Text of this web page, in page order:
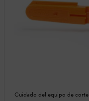
Cuidado del equipo de corte